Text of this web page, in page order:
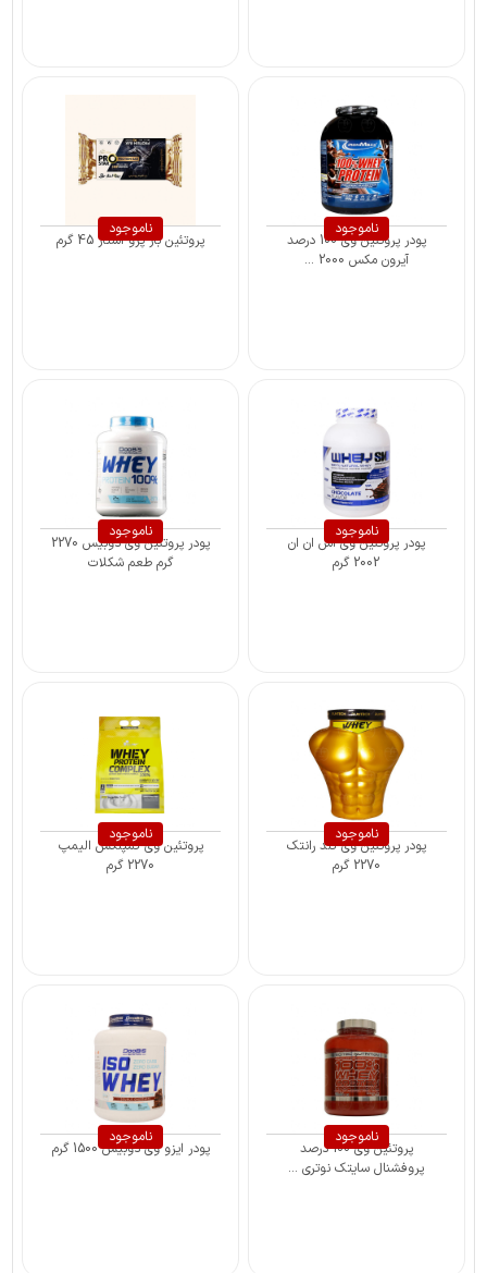
ناموجود
پودر پروتئین وی 100 درصد
آیرون مکس 2000 ...
ناموجود
پروتئین بار پرو استار 45 گرم
ناموجود
پودر پروتئین وی اس ان ان
2002 گرم
ناموجود
پودر پروتئین وی دوبیس 2270
گرم طعم شکلات
ناموجود
پودر پروتئین وی گلد رانتک
2270 گرم
ناموجود
پروتئین وی کمپلکس الیمپ
2270 گرم
ناموجود
پروتئین وی 100 درصد
پروفشنال سایتک نوتری ...
ناموجود
پودر ایزو وی دوبیس 1500 گرم